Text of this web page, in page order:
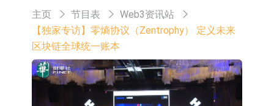
TD550无人机具备行业先发产品优势
千方科技：已形成车路云协同的L4级
商用车技术体系 并进入小规模商用示
范阶段
京东物流与迅销集团达成战略合作 共
建全球物流供应链网络
航天电器：子公司苏州华旃的高速模
组及液冷互连产品处于小批量供货阶
日韩股市双双收涨
主页 节目表
Web3资讯站
【独家专访】零熵协议（Zentrophy） 定义未来
区块链全球统一账本